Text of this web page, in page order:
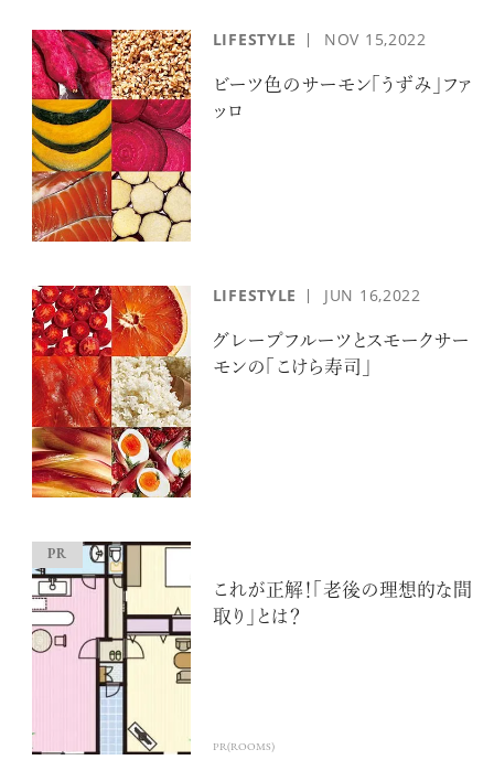
LIFESTYLE NOV 15,2022
ビーツ色のサーモン「うずみ」ファ
ッロ
LIFESTYLE JUN 16,2022
グレープフルーツとスモークサー
モンの「こけら寿司」
これが正解！「老後の理想的な間
取り」とは？
PR(ROOMS)